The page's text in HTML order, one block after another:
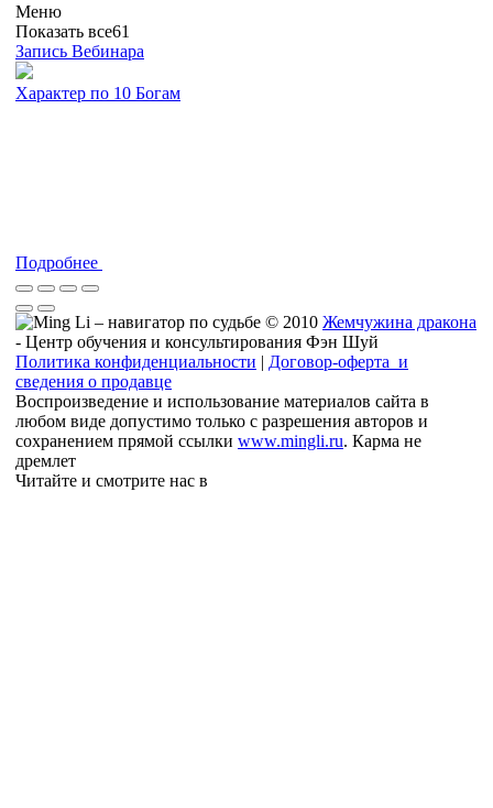
Меню
Показать все61
Запись Вебинара
Характер по 10 Богам
Подробнее
© 2010 Жемчужина дракона
- Центр обучения и консультирования Фэн Шуй
Политика конфиденциальности | Договор-оферта и
сведения о продавце
Воспроизведение и использование материалов сайта в
любом виде допустимо только с разрешения авторов и
сохранением прямой ссылки www.mingli.ru. Карма не
дремлет
Читайте и смотрите нас в